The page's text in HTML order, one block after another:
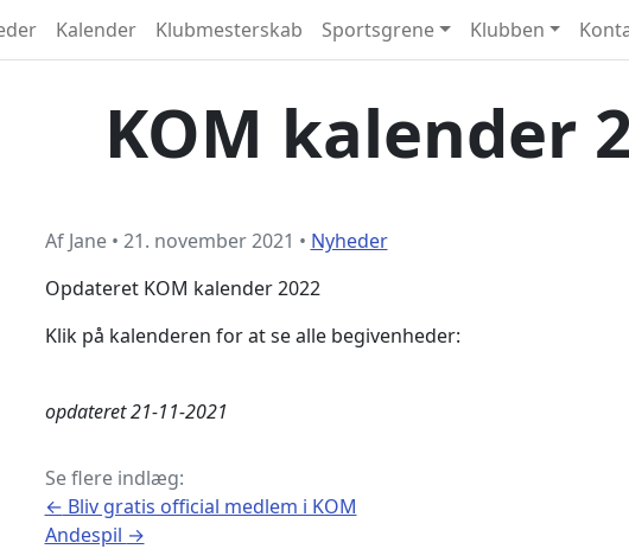
Kalender Klubmesterskab Sportsgrene Klubben
KOM kalender
Af Jane • 21. november 2021 • Nyheder
Opdateret KOM kalender 2022
Klik på kalenderen for at se alle begivenheder:
opdateret 21-11-2021
Se flere indlæg:
← Bliv gratis official medlem i KOM
Andespil →